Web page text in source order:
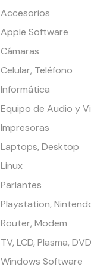
Accesorios
Apple Software
Cámaras
Celular, Teléfono
Informática
Equipo de Audio y
Impresoras
Laptops, Desktop
Linux
Parlantes
Playstation,
Router, Modem
TV, LCD, Plasma, DVD
Windows Software